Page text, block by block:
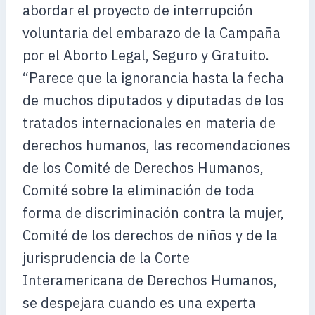
abordar el proyecto de interrupción
voluntaria del embarazo de la Campaña
por el Aborto Legal, Seguro y Gratuito.
“Parece que la ignorancia hasta la fecha
de muchos diputados y diputadas de los
tratados internacionales en materia de
derechos humanos, las recomendaciones
de los Comité de Derechos Humanos,
Comité sobre la eliminación de toda
forma de discriminación contra la mujer,
Comité de los derechos de niños y de la
jurisprudencia de la Corte
Interamericana de Derechos Humanos,
se despejara cuando es una experta